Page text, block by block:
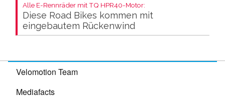
Alle E-Rennräder mit TQ HPR40-Motor:
Diese Road Bikes kommen mit
eingebautem Rückenwind
Velomotion Team
Mediafacts